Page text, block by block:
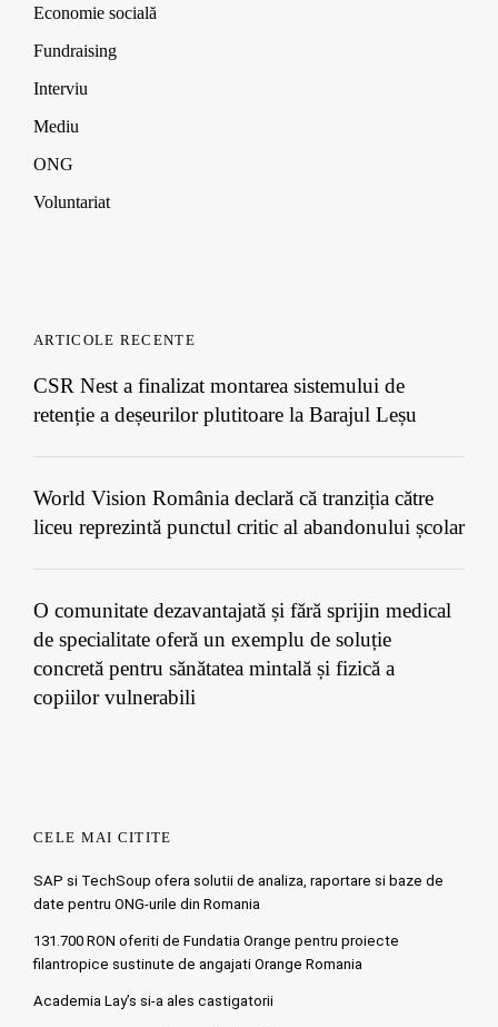
o
w
)
o
)
Economie socială
Fundraising
Interviu
Mediu
ONG
Voluntariat
ARTICOLE RECENTE
CSR Nest a finalizat montarea sistemului de
retenție a deșeurilor plutitoare la Barajul Leșu
World Vision România declară că tranziția către
liceu reprezintă punctul critic al abandonului școlar
O comunitate dezavantajată și fără sprijin medical
de specialitate oferă un exemplu de soluție
concretă pentru sănătatea mintală și fizică a
copiilor vulnerabili
CELE MAI CITITE
SAP si TechSoup ofera solutii de analiza, raportare si baze de
date pentru ONG-urile din Romania
131.700 RON oferiti de Fundatia Orange pentru proiecte
filantropice sustinute de angajati Orange Romania
Academia Lay’s si-a ales castigatorii